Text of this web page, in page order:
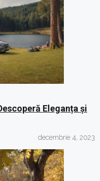
Eleganța și
decembrie 4, 2023